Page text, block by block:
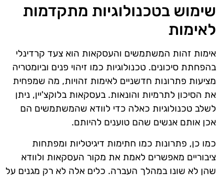
שימוש בטכנולוגיות מתקדמות
לאימות
אימות זהות המשתמשים והעסקאות הוא צעד קרדינלי
בהפחתת סיכונים. טכנולוגיות כמו זיהוי פנים וביומטריה
מציעות פתרונות חדשניים לאימות זהויות, מה שמפחית
את הסיכון לתרמיות והונאות. בעסקאות בלוקצ'יין, ניתן
לשלב טכנולוגיות כאלה כדי לוודא שהמשתמשים הם
אכן אותם אנשים שהם טוענים להיותם.
כמו כן, פתרונות כמו חתימות דיגיטליות ומפתחות
ציבוריים מאפשרים לאמת את מקור העסקאות ולוודא
שהן לא שונו במהלך העברה. כלים אלה לא רק מגנים על